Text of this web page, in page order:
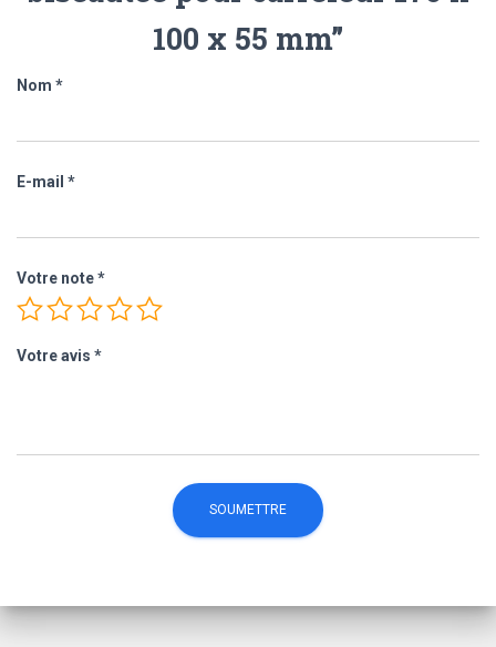
100 x 55 mm”
Nom *
E-mail *
Votre note*
Votre avis *